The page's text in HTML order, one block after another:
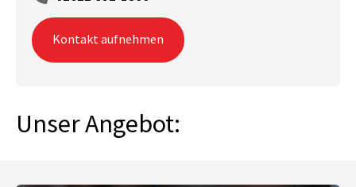
Kontakt aufnehmen
Unser Angebot: